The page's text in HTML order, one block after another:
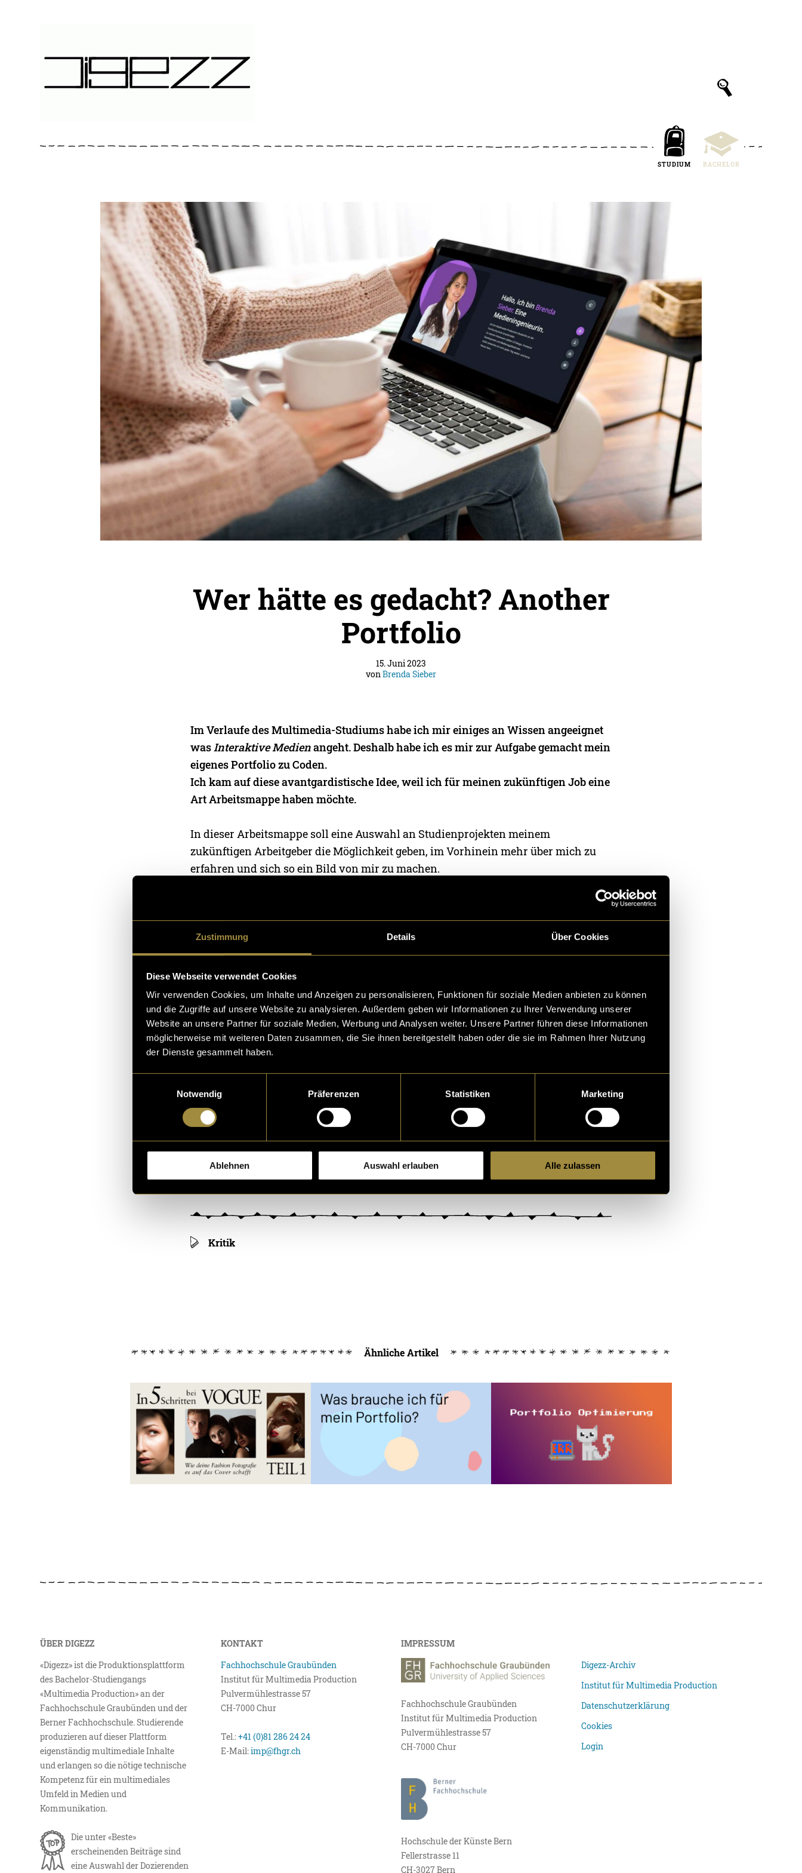
Zustimmung Details Über Cookies
Diese Webseite verwendet Cookies
Wir verwenden Cookies, um Inhalte und Anzeigen zu personalisieren, Funktionen für soziale Medien anbieten zu können
und die Zugriffe auf unsere Website zu analysieren. Außerdem geben wir Informationen zu Ihrer Verwendung unserer
Website an unsere Partner für soziale Medien, Werbung und Analysen weiter. Unsere Partner führen diese Informationen
möglicherweise mit weiteren Daten zusammen, die Sie ihnen bereitgestellt haben oder die sie im Rahmen Ihrer Nutzung
der Dienste gesammelt haben.
Notwendig
Präferenzen Statistiken Marketing
Ablehnen Auswahl erlauben Alle zulassen
STUDIUM BACHELOR
Wer hätte es gedacht? Another
Portfolio
15. Juni 2023
vonBrenda Sieber
Im Verlaufe des Multimedia-Studiums habe ich mir einiges an Wissen angeeignet
wasInteraktive Medienangeht. Deshalb habe ich es mir zur Aufgabe gemacht mein
eigenes Portfolio zu Coden.
Ich kam auf diese avantgardistische Idee, weil ich für meinen zukünftigen Job eine
Art Arbeitsmappe haben möchte.
In dieser Arbeitsmappe soll eine Auswahl an Studienprojekten meinem
zukünftigen Arbeitgeber die Möglichkeit geben, im Vorhinein mehr über mich zu
erfahren und sich so ein Bild von mir zu machen.
Unter Kritik findet ihr mehr über den Entstehungsprozess und die Umsetzung der
HMTL-, CSS- und JavaScript-Webseite heraus.
Falls euch das nicht interessiert und ihr nur das Endresultat sehen wollt, könnt ihr
gerne unter der vorübergehenden Domain meine Portfolio-Webseite besuchen:
Mein Portfolio
(stm)
Kritik
Ähnliche Artikel
ÜBER DIGEZZ
«Digezz» ist die Produktionsplattform
des Bachelor-Studiengangs
«Multimedia Production» an der
Fachhochschule Graubünden und der
Berner Fachhochschule. Studierende
produzieren auf dieser Plattform
eigenständig multimediale Inhalte
und erlangen so die nötige technische
Kompetenz für ein multimediales
Umfeld in Medien und
Kommunikation.
Die unter «Beste»
erscheinenden Beiträge sind
eine Auswahl der Dozierenden
KONTAKT
Fachhochschule Graubünden
Institut für Multimedia Production
Pulvermühlestrasse 57
CH-7000 Chur
Tel.:+41 (0)81 286 24 24
E-Mail:imp@fhgr.ch
IMPRESSUM
Fachhochschule Graubünden
Institut für Multimedia Production
Pulvermühlestrasse 57
CH-7000 Chur
Hochschule der Künste Bern
Fellerstrasse 11
CH-3027 Bern
Digezz-Archiv
Institut für Multimedia Production
Datenschutzerklärung
Cookies
Login